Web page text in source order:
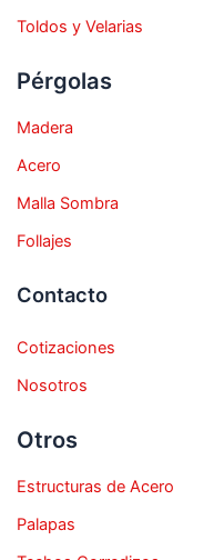
Toldos y Velarias
Pérgolas
Madera
Acero
Malla Sombra
Follajes
Contacto
Cotizaciones
Nosotros
Otros
Estructuras de Acero
Palapas